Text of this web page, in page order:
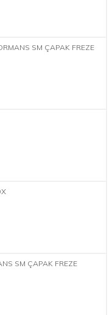
SM ÇAPAK FREZE
SM ÇAPAK FREZE